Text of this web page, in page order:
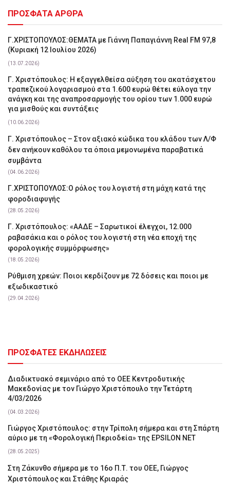
ΠΡΟΣΦΑΤΑ ΑΡΘΡΑ
Γ.ΧΡΙΣΤΟΠΟΥΛΟΣ:ΘΕΜΑΤΑ με Γιάννη Παπαγιάννη Real FM 97,8
(Κυριακή 12 Ιουλίου 2026)
(13.07.2026)
Γ. Χριστόπουλος: Η εξαγγελθείσα αύξηση του ακατάσχετου
τραπεζικού λογαριασμού στα 1.600 ευρώ θέτει εύλογα την
ανάγκη και της αναπροσαρμογής του ορίου των 1.000 ευρώ
για μισθούς και συντάξεις
(10.06.2026)
Γ. Χριστόπουλος – Στον αξιακό κώδικα του κλάδου των Λ/Φ
δεν ανήκουν καθόλου τα όποια μεμονωμένα παραβατικά
συμβάντα
(04.06.2026)
Γ.ΧΡΙΣΤΟΠΟΥΛΟΣ:Ο ρόλος του λογιστή στη μάχη κατά της
φοροδιαφυγής
(28.05.2026)
Γ. Χριστόπουλος: «ΑΑΔΕ – Σαρωτικοί έλεγχοι, 12.000
ραβασάκια και ο ρόλος του λογιστή στη νέα εποχή της
φορολογικής συμμόρφωσης»
(18.05.2026)
Ρύθμιση χρεών: Ποιοι κερδίζουν με 72 δόσεις και ποιοι με
εξωδικαστικό
(29.04.2026)
ΠΡΟΣΦΑΤΕΣ ΕΚΔΗΛΩΣΕΙΣ
Διαδικτυακό σεμινάριο από το ΟΕΕ Κεντροδυτικής
Μακεδονίας με τον Γιώργο Χριστόπουλο την Τετάρτη
4/03/2026
(04.03.2026)
Γιώργος Χριστόπουλος: στην Τρίπολη σήμερα και στη Σπάρτη
αύριο με τη «Φορολογική Περιοδεία» της EPSILON NET
(28.05.2025)
Στη Ζάκυνθο σήμερα με το 16ο Π.Τ. του ΟΕΕ, Γιώργος
Χριστόπουλος και Στάθης Κριαράς